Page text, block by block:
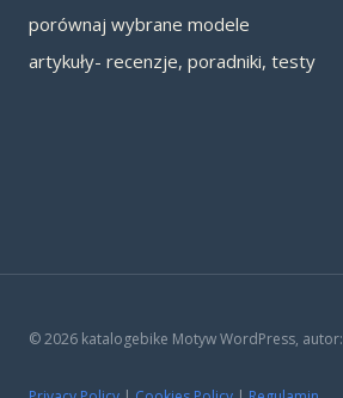
porównaj wybrane modele
artykuły- recenzje, poradniki, testy
© 2026 katalogebike Motyw WordPress, autor: